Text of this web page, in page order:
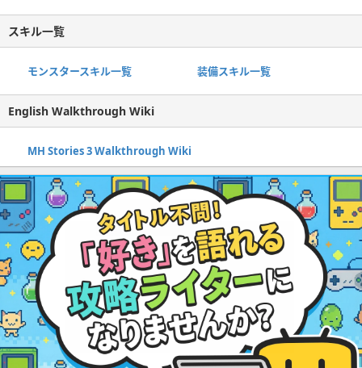
スキル一覧
モンスタースキル一覧 装備スキル一覧
English Walkthrough Wiki
MH Stories 3 Walkthrough Wiki